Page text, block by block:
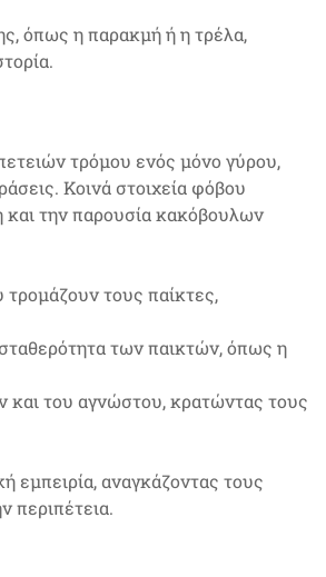
όπως η παρακμή ή η τρέλα,
τρόμου ενός μόνο γύρου,
Κοινά στοιχεία φόβου
και την παρουσία κακόβουλων
τους παίκτες,
των παικτών, όπως η
του αγνώστου, κρατώντας τους
εμπειρία, αναγκάζοντας τους
περιπέτεια.